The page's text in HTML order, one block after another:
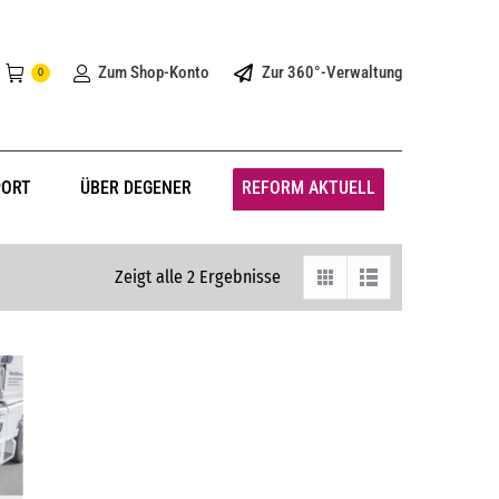
0 Zum Shop-Konto Zur 360°-Verwaltung
ÜBER DEGENER REFORM AKTUELL
Zeigt alle 2 Ergebnisse